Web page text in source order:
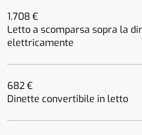
1.708 €
Letto a scomparsa sopra la
elettricamente
682 €
Dinette convertibile in letto